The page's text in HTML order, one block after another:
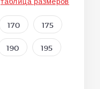
170 175
190 195